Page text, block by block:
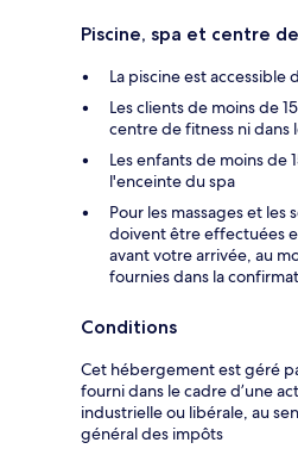
Piscine, spa et centre
La piscine est accessible
Les clients de moins de
centre de fitness ni dans
Les enfants de moins de
l'enceinte du spa
Pour les massages et les
doivent être effectuées
avant votre arrivée, au
fournies dans la
Conditions
Cet hébergement est géré
fourni dans le cadre d’une
industrielle ou libérale, au
général des impôts